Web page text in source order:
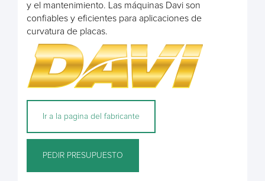
y el mantenimiento. Las máquinas Davi son
confiables y eficientes para aplicaciones de
curvatura de placas.
Ir a la pagina del fabricante
PEDIR PRESUPUESTO